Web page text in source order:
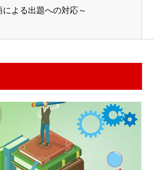
による出題への対応～